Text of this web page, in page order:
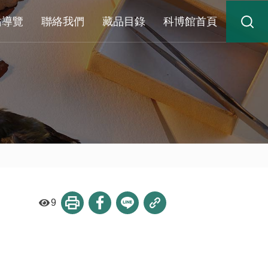
覽 聯絡我們 藏品目錄 科博館首頁
9